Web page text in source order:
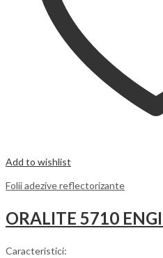
Add to wishlist
Folii adezive reflectorizante
Caracteristici: